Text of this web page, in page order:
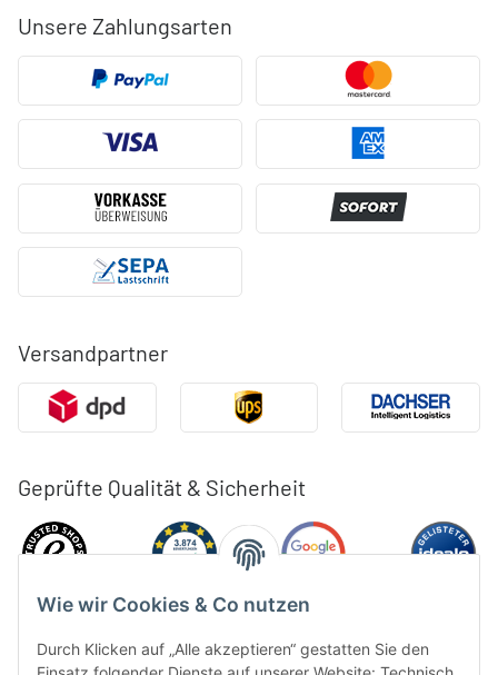
Wie wir Cookies & Co nutzen
Durch Klicken auf „Alle akzeptieren“ gestatten Sie den
Unsere Zahlungsarten
Versandpartner
Geprüfte Qualität & Sicherheit